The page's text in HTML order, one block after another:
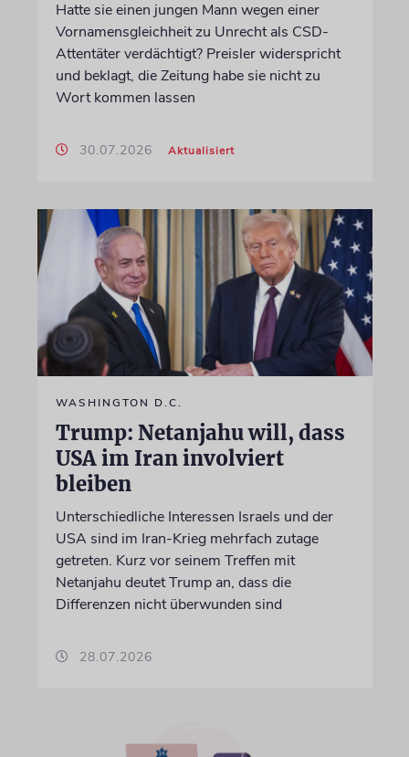
Hatte sie einen jungen Mann wegen einer
Vornamensgleichheit zu Unrecht als CSD-
Attentäter verdächtigt? Preisler widerspricht
und beklagt, die Zeitung habe sie nicht zu
Wort kommen lassen
30.07.2026 Aktualisiert
WASHINGTON D.C.
Trump: Netanjahu will, dass
USA im Iran involviert
bleiben
Unterschiedliche Interessen Israels und der
USA sind im Iran-Krieg mehrfach zutage
getreten. Kurz vor seinem Treffen mit
Netanjahu deutet Trump an, dass die
Differenzen nicht überwunden sind
28.07.2026